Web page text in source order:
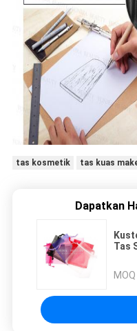
tas kosmetik tas kuas
Dapatkan
Tas
MOQ